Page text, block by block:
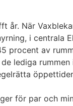
år. När
i centrala
procent av
lediga
för par och